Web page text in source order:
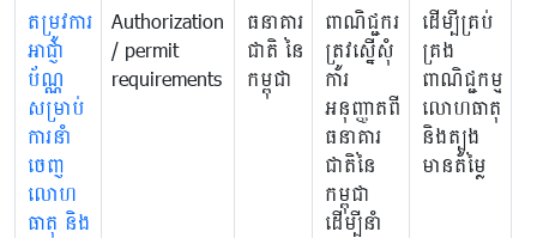
តម្រូវការ
អាជ្ញា
ប័ណ្ណ
សម្រាប់
ការនាំ
ចេញ
លោហ
ធាតុ និង
Authorization
/ permit
requirements
ធនាគារ
ជាតិ នៃ
កម្ពុជា
ពាណិជ្ជករ
ត្រូវស្នើសុំ
ការ
អនុញ្ញាតពី
ធនាគារ
ជាតិនៃ
កម្ពុជា
ដើម្បីនាំ
ដើម្បីគ្រប់
គ្រង
ពាណិជ្ជកម្ម
លោហធាតុ
និងត្បូង
មានតម្លៃ